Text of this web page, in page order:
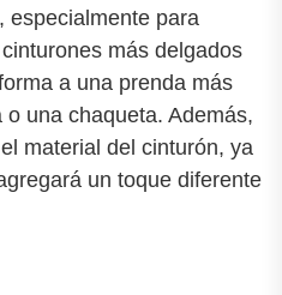
especialmente para
más delgados
a una prenda más
una chaqueta. Además,
material del cinturón, ya
un toque diferente